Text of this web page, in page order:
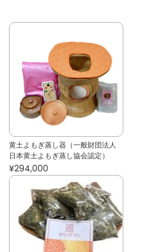
黄土よもぎ蒸し器（一般財団法人
日本黄土よもぎ蒸し協会認定）
¥294,000